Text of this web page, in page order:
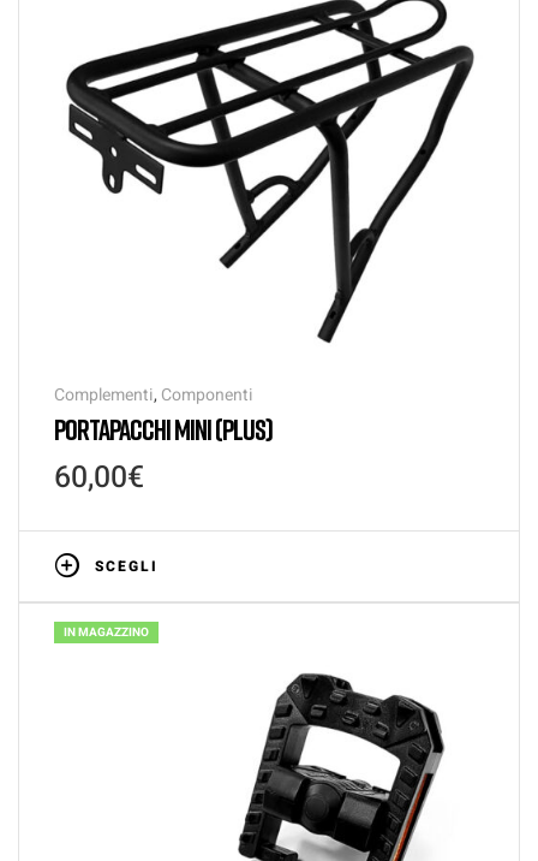
Complementi, Componenti
PORTAPACCHI MINI (PLUS)
60,00€
SCEGLI
IN MAGAZZINO